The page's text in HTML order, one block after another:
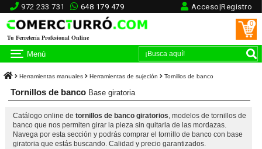
972 233 731 648 179 479 Acceso|Registro
Tu Ferretería Profesional Online
0
Menú
Herramientas manuales Herramientas de sujeción Tornillos de banco
Tornillos de banco Base giratoria
Catálogo online de tornillos de banco giratorios, modelos de tornillos de
banco que nos permiten girar la pieza sin quitarla de las mordazas.
Navega por esta sección y podrás comprar el tornillo de banco con base
giratoria que estás buscando. Calidad y precio garantizados.